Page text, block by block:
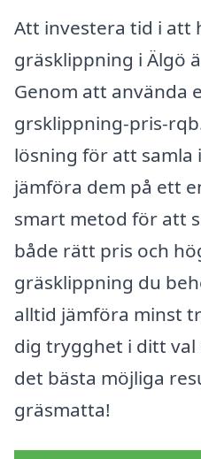
Att investera tid i
gräsklippning i Älgö
Genom att använda
grsklippning-pris-
lösning för att
jämföra dem på ett
smart metod för att
både rätt pris och
gräsklippning du
alltid jämföra minst
dig trygghet i ditt
det bästa möjliga
gräsmatta!